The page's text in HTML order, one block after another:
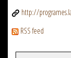
http://
RSS feed